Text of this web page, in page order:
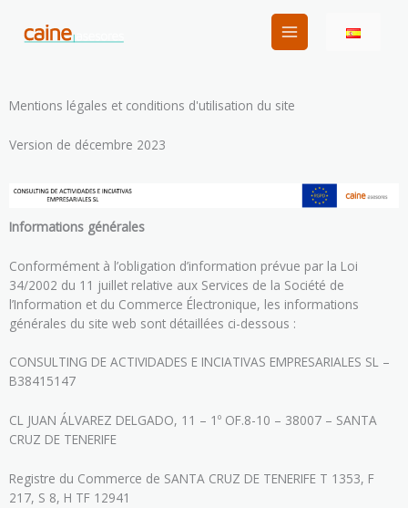
content
Mentions légales et conditions d'utilisation du site
Version de décembre 2023
Informations générales
Conformément à l’obligation d’information prévue par la Loi
34/2002 du 11 juillet relative aux Services de la Société de
l’Information et du Commerce Électronique, les informations
générales du site web sont détaillées ci-dessous :
CONSULTING DE ACTIVIDADES E INCIATIVAS EMPRESARIALES SL –
B38415147
CL JUAN ÁLVAREZ DELGADO, 11 – 1º OF.8-10 – 38007 – SANTA
CRUZ DE TENERIFE
Registre du Commerce de SANTA CRUZ DE TENERIFE T 1353, F
217, S 8, H TF 12941